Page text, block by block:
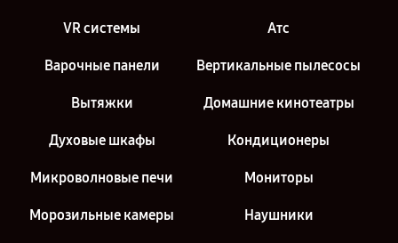
VR системы Атс
Варочные панели Вертикальные пылесосы
Вытяжки Домашние кинотеатры
Духовые шкафы Кондиционеры
Микроволновые печи Мониторы
Морозильные камеры Наушники